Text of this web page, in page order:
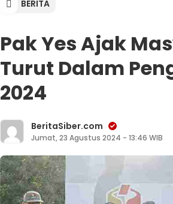
BERITA
Pak Yes Ajak
Turut Dalam
2024
BeritaSiber.com
Jumat, 23 Agustus 2024 - 13:46 WIB